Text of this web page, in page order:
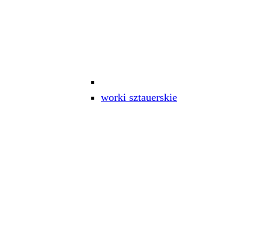
worki sztauerskie